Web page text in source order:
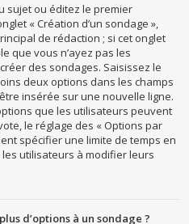
sujet ou éditez le premier
« Création d’un sondage »,
de rédaction ; si cet onglet
que vous n’ayez pas les
des sondages. Saisissez le
deux options dans les champs
insérée sur une nouvelle ligne.
que les utilisateurs peuvent
le réglage des « Options par
spécifier une limite de temps en
utilisateurs à modifier leurs
d’options à un sondage ?